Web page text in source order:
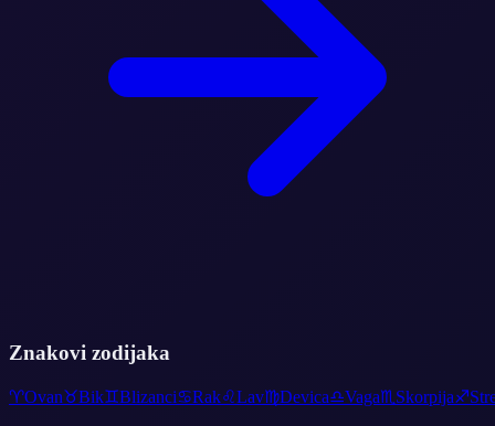
Znakovi zodijaka
♈Ovan♉Bik♊Blizanci♋Rak♌Lav♍Devica♎Vaga♏ Skorpija♐